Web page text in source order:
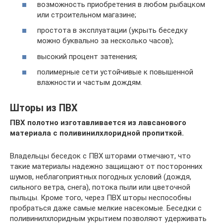
возможность приобретения в любом рыбацком
или строительном магазине;
простота в эксплуатации (укрыть беседку
можно буквально за несколько часов);
высокий процент затенения;
полимерные сети устойчивые к повышенной
влажности и частым дождям.
Шторы из ПВХ
ПВХ полотно изготавливается из лавсанового
материала с поливинилхлоридной пропиткой.
Владельцы беседок с ПВХ шторами отмечают, что
такие материалы надежно защищают от посторонних
шумов, неблагоприятных погодных условий (дождя,
сильного ветра, снега), потока пыли или цветочной
пыльцы. Кроме того, через ПВХ шторы неспособны
пробраться даже самые мелкие насекомые. Беседки с
поливинилхлоридным укрытием позволяют удерживать